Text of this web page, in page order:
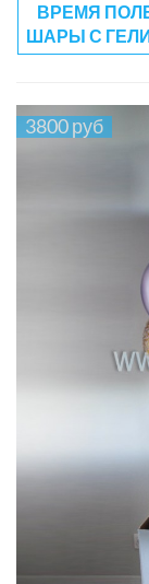
ВРЕМЯ
ШАРЫ С
3800 руб